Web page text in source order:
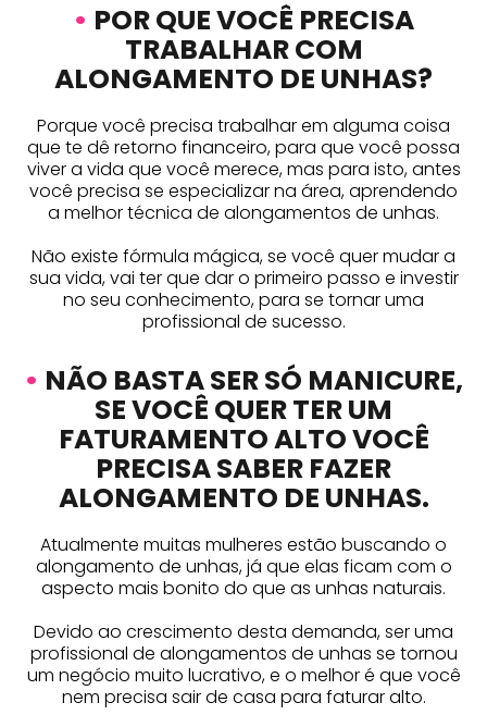
• POR QUE VOCÊ PRECISA
TRABALHAR COM
ALONGAMENTO DE UNHAS?
Porque você precisa trabalhar em alguma coisa
que te dê retorno financeiro, para que você possa
viver a vida que você merece, mas para isto, antes
você precisa se especializar na área, aprendendo
a melhor técnica de alongamentos de unhas.
Não existe fórmula mágica, se você quer mudar a
sua vida, vai ter que dar o primeiro passo e investir
no seu conhecimento, para se tornar uma
profissional de sucesso.
• NÃO BASTA SER SÓ MANICURE,
SE VOCÊ QUER TER UM
FATURAMENTO ALTO VOCÊ
PRECISA SABER FAZER
ALONGAMENTO DE UNHAS.
Atualmente muitas mulheres estão buscando o
alongamento de unhas, já que elas ficam com o
aspecto mais bonito do que as unhas naturais.
Devido ao crescimento desta demanda, ser uma
profissional de alongamentos de unhas se tornou
um negócio muito lucrativo, e o melhor é que você
nem precisa sair de casa para faturar alto.